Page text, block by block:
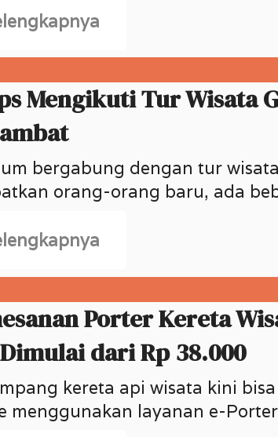
Mengikuti Tur Wisata
bergabung dengan tur
orang-orang baru, ada
Porter Kereta
dari Rp 38.000
kereta api wisata kini
menggunakan layanan e-